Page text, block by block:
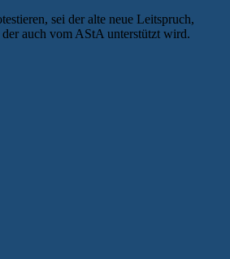
sei der alte neue Leitspruch,
auch vom AStA unterstützt wird.